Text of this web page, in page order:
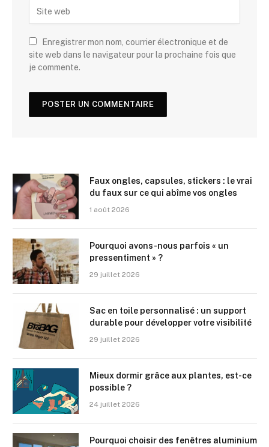
Enregistrer mon nom, courrier électronique et de
site web dans le navigateur pour la prochaine fois que
je commente.
Faux ongles, capsules, stickers : le vrai
du faux sur ce qui abîme vos ongles
1 août 2026
Pourquoi avons-nous parfois « un
pressentiment » ?
29 juillet 2026
Sac en toile personnalisé : un support
durable pour développer votre visibilité
29 juillet 2026
Mieux dormir grâce aux plantes, est-ce
possible ?
24 juillet 2026
Pourquoi choisir des fenêtres aluminium